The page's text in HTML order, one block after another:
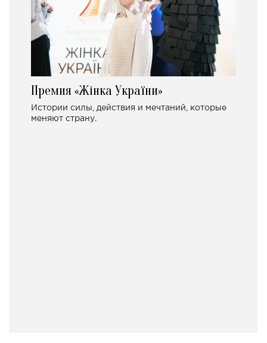
Премия «Жінка України»
Истории силы, действия и мечтаний, которые
меняют страну.